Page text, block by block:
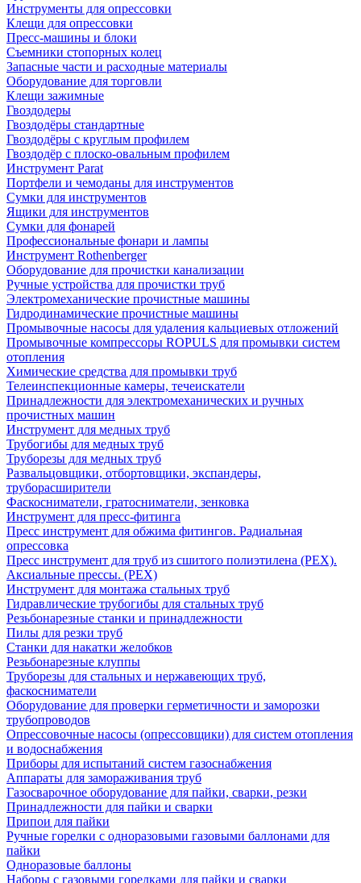
Инструменты для опрессовки
Клещи для опрессовки
Пресс-машины и блоки
Съемники стопорных колец
Запасные части и расходные материалы
Оборудование для торговли
Клещи зажимные
Гвоздодеры
Гвоздодёры стандартные
Гвоздодёры с круглым профилем
Гвоздодёр с плоско-овальным профилем
Инструмент Parat
Портфели и чемоданы для инструментов
Сумки для инструментов
Ящики для инструментов
Сумки для фонарей
Профессиональные фонари и лампы
Инструмент Rothenberger
Оборудование для прочистки канализации
Ручные устройства для прочистки труб
Электромеханические прочистные машины
Гидродинамические прочистные машины
Промывочные насосы для удаления кальциевых отложений
Промывочные компрессоры ROPULS для промывки систем
отопления
Химические средства для промывки труб
Телеинспекционные камеры, течеискатели
Принадлежности для электромеханических и ручных
прочистных машин
Инструмент для медных труб
Трубогибы для медных труб
Труборезы для медных труб
Развальцовщики, отбортовщики, экспандеры,
труборасширители
Фаскосниматели, гратосниматели, зенковка
Инструмент для пресс-фитинга
Пресс инструмент для обжима фитингов. Радиальная
опрессовка
Пресс инструмент для труб из сшитого полиэтилена (PEX).
Аксиальные прессы. (PEX)
Инструмент для монтажа стальных труб
Гидравлические трубогибы для стальных труб
Резьбонарезные станки и принадлежности
Пилы для резки труб
Станки для накатки желобков
Резьбонарезные клуппы
Труборезы для стальных и нержавеющих труб,
фаскосниматели
Оборудование для проверки герметичности и заморозки
трубопроводов
Опрессовочные насосы (опрессовщики) для систем отопления
и водоснабжения
Приборы для испытаний систем газоснабжения
Аппараты для замораживания труб
Газосварочное оборудование для пайки, сварки, резки
Принадлежности для пайки и сварки
Припои для пайки
Ручные горелки с одноразовыми газовыми баллонами для
пайки
Одноразовые баллоны
Наборы с газовыми горелками для пайки и сварки